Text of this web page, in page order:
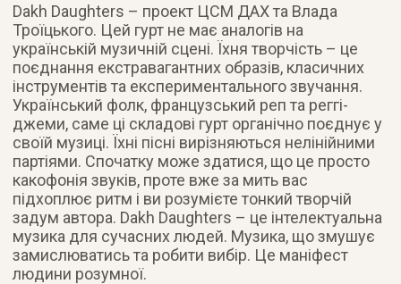
Dakh Daughters – проект ЦСМ ДАХ та Влада
Троїцького. Цей гурт не має аналогів на
українській музичній сцені. Їхня творчість – це
поєднання екстравагантних образів, класичних
інструментів та експериментального звучання.
Український фолк, французський реп та реггі-
джеми, саме ці складові гурт органічно поєднує у
своїй музиці. Їхні пісні вирізняються нелінійними
партіями. Спочатку може здатися, що це просто
какофонія звуків, проте вже за мить вас
підхоплює ритм і ви розумієте тонкий творчій
задум автора. Dakh Daughters – це інтелектуальна
музика для сучасних людей. Музика, що змушує
замислюватись та робити вибір. Це маніфест
людини розумної.